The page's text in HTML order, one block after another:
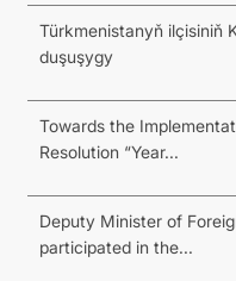
Türkmenistanyň ilçisiniň
duşuşygy
Towards the
Resolution “Year...
Deputy Minister of
participated in the...